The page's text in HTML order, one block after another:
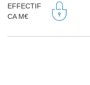
EFFECTIF
CA M€